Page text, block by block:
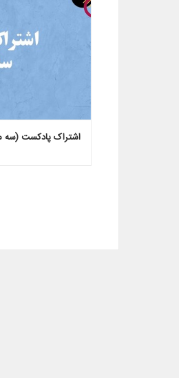
اشتراک پادکست (سه